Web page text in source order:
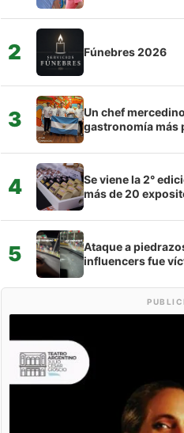
2 Fúnebres 2026
3
Un chef
gastronomía más
4
Se viene la 2°
más de 20
5
Ataque a
influencers fue